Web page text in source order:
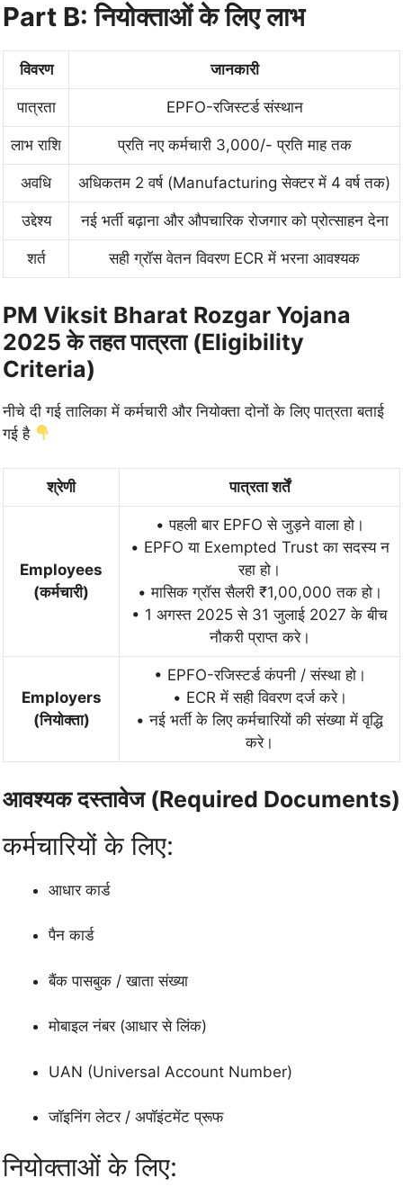
Part B: नियोक्ताओं के लिए लाभ
विवरण जानकारी
पात्रता EPFO-रजिस्टर्ड संस्थान
लाभ राशि प्रति नए कर्मचारी 3,000/- प्रति माह तक
अवधि अधिकतम 2 वर्ष (Manufacturing सेक्टर में 4 वर्ष तक)
उद्देश्य नई भर्ती बढ़ाना और औपचारिक रोजगार को प्रोत्साहन देना
शर्त सही ग्रॉस वेतन विवरण ECR में भरना आवश्यक
PM Viksit Bharat Rozgar Yojana
2025 के तहत पात्रता (Eligibility
Criteria)
नीचे दी गई तालिका में कर्मचारी और नियोक्ता दोनों के लिए पात्रता बताई
गई है
श्रेणी पात्रता शर्तें
Employees
(कर्मचारी)
• पहली बार EPFO से जुड़ने वाला हो।
• EPFO या Exempted Trust का सदस्य न
रहा हो।
• मासिक ग्रॉस सैलरी ₹1,00,000 तक हो।
• 1 अगस्त 2025 से 31 जुलाई 2027 के बीच
नौकरी प्राप्त करे।
Employers
(नियोक्ता)
• EPFO-रजिस्टर्ड कंपनी / संस्था हो।
• ECR में सही विवरण दर्ज करे।
• नई भर्ती के लिए कर्मचारियों की संख्या में वृद्धि
करे।
आवश्यक दस्तावेज (Required Documents)
कर्मचारियों के लिए:
आधार कार्ड
पैन कार्ड
बैंक पासबुक / खाता संख्या
मोबाइल नंबर (आधार से लिंक)
UAN (Universal Account Number)
जॉइनिंग लेटर / अपॉइंटमेंट प्रूफ
नियोक्ताओं के लिए: